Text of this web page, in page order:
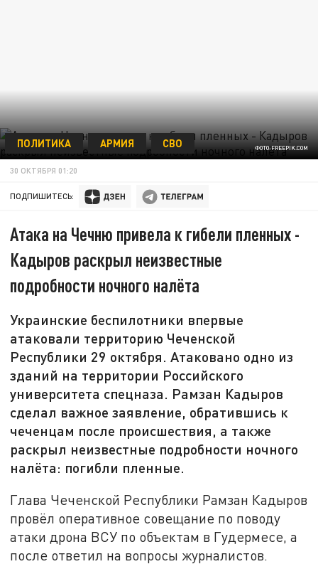
ФОТО:FREEPIK.COM
ПОЛИТИКА АРМИЯ СВО
30 ОКТЯБРЯ 01:20
ПОДПИШИТЕСЬ:
Атака на Чечню привела к гибели пленных -
Кадыров раскрыл неизвестные
подробности ночного налёта
Украинские беспилотники впервые
атаковали территорию Чеченской
Республики 29 октября. Атаковано одно из
зданий на территории Российского
университета спецназа. Рамзан Кадыров
сделал важное заявление, обратившись к
чеченцам после происшествия, а также
раскрыл неизвестные подробности ночного
налёта: погибли пленные.
Глава Чеченской Республики Рамзан Кадыров
провёл оперативное совещание по поводу
атаки дрона ВСУ по объектам в Гудермесе, а
после ответил на вопросы журналистов.